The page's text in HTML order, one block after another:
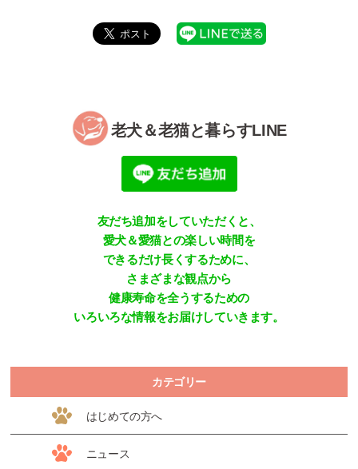
老犬＆老猫と暮らすLINE
友だち追加をしていただくと、
愛犬＆愛猫との楽しい時間を
できるだけ長くするために、
さまざまな観点から
健康寿命を全うするための
いろいろな情報をお届けしていきます。
カテゴリー
はじめての方へ
ニュース